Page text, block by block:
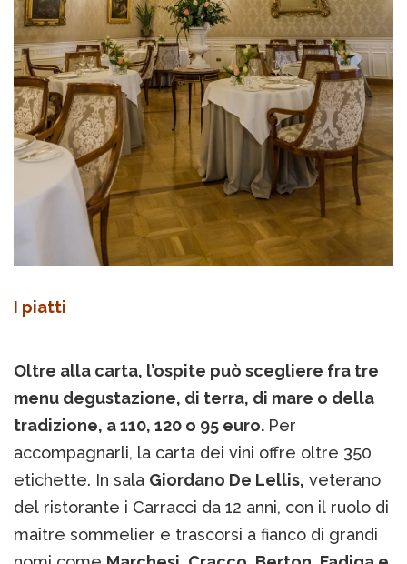
I piatti
Oltre alla carta, l’ospite può scegliere fra tre
menu degustazione, di terra, di mare o della
tradizione, a 110, 120 o 95 euro. Per
accompagnarli, la carta dei vini offre oltre 350
etichette. In sala Giordano De Lellis, veterano
del ristorante i Carracci da 12 anni, con il ruolo di
maître sommelier e trascorsi a fianco di grandi